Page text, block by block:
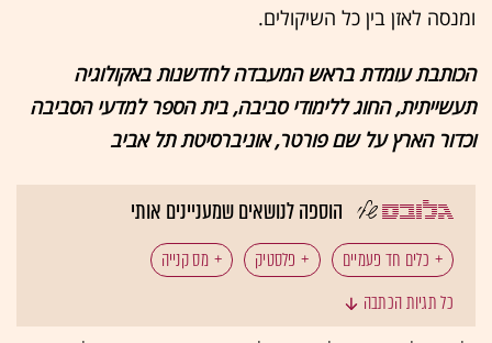
ומנסה לאזן בין כל השיקולים.
הכותבת עומדת בראש המעבדה לחדשנות באקולוגיה
תעשייתית, החוג ללימודי סביבה, בית הספר למדעי הסביבה
וכדור הארץ על שם פורטר, אוניברסיטת תל אביב
הוספה לנושאים שמעניינים אותי
כלים חד פעמיים פלסטיק מס קנייה
כל תגיות הכתבה